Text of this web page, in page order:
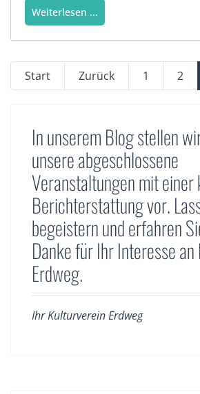
Weiterlesen ...
Start Zurück 1 2
In unserem Blog stellen
unsere abgeschlossene
Veranstaltungen mit einer
Berichterstattung vor.
begeistern und erfahren
Danke für Ihr Interesse
Erdweg.
Ihr Kulturverein Erdweg